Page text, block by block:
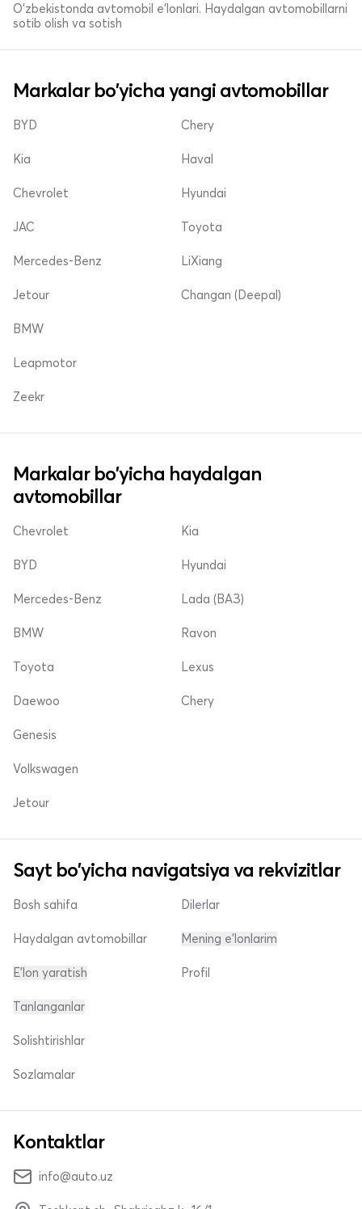
O'zbekistonda avtomobil e’lonlari. Haydalgan avtomobillarni
sotib olish va sotish
Markalar bo'yicha yangi avtomobillar
BYD
Kia
Chevrolet
Chery
Haval
Hyundai
JAC
Mercedes-Benz
Jetour
Toyota
LiXiang
Changan (Deepal)
BMW
Leapmotor
Zeekr
Markalar bo'yicha haydalgan
avtomobillar
Chevrolet
BYD
Mercedes-Benz
Kia
Hyundai
Lada (ВАЗ)
BMW
Toyota
Daewoo
Ravon
Lexus
Chery
Genesis
Volkswagen
Jetour
Sayt bo'yicha navigatsiya va rekvizitlar
Bosh sahifa
Haydalgan avtomobillar
E'lon yaratish
Dilerlar
Mening e'lonlarim
Profil
Tanlanganlar
Solishtirishlar
Sozlamalar
Kontaktlar
info@auto.uz